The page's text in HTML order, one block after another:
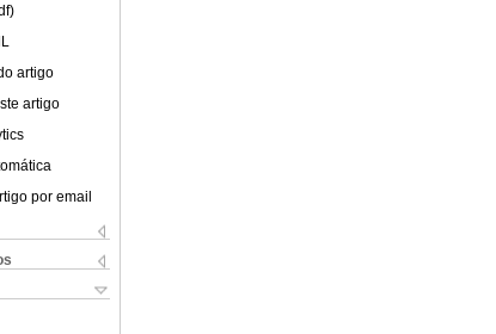
artigo
artigo
por email